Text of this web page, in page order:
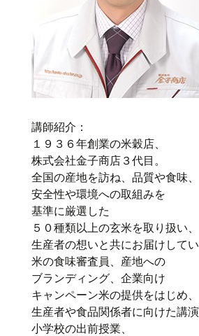
講師紹介：
１９３６年創業の米穀店、
株式会社金子商店３代目。
全国の産地を訪ね、品質や食味、
安全性や環境への取組みを
基準に厳選した
５０種類以上の玄米を取り扱い、
生産者の想いと共にお届けしてい
米の食味審査員、産地への
ブランディング、企業向け
キャンペーン米の提供をはじめ、
生産者や食品関係者に向けた講演
小学校の出前授業、